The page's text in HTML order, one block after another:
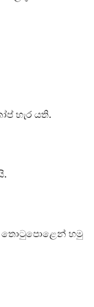
හැර යති.
තොටුපොළෙන් හමු